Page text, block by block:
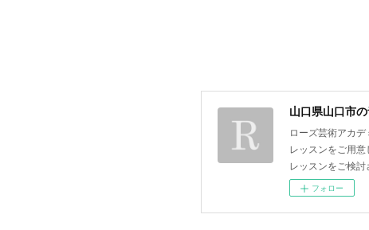
山口県山口市
ローズ芸術アカ
レッスンをご用
レッスンをご検討
フォロー